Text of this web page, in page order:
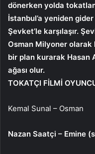
dönerken yolda
İstanbul’a yeniden
Şevket’le karşılaşır.
Osman Milyoner olarak
bir plan kurarak Hasan
ağası olur.
TOKATÇI FİLMİ
Kemal Sunal – Osman
Nazan Saatçi – Emine